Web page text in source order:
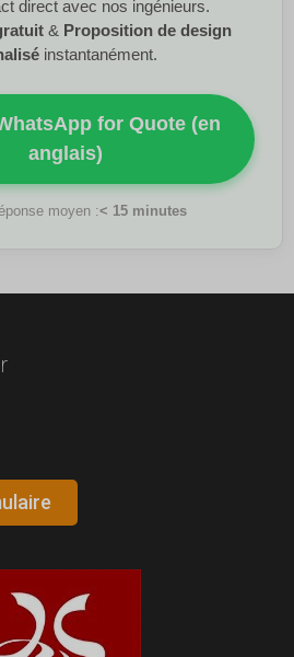
direct avec nos ingénieurs.
& Proposition de design
instantanément.
for Quote (en
anglais)
moyen :< 15 minutes